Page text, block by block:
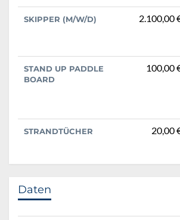
SKIPPER (M/W/D) 2.100,00
STAND UP PADDLE
BOARD
100,00
STRANDTÜCHER 20,00
Daten